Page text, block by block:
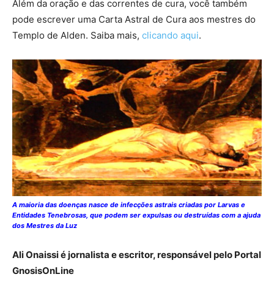
Além da oração e das correntes de cura, você também
pode escrever uma Carta Astral de Cura aos mestres do
Templo de Alden. Saiba mais, clicando aqui.
A maioria das doenças nasce de infecções astrais criadas por Larvas e
Entidades Tenebrosas, que podem ser expulsas ou destruídas com a ajuda
dos Mestres da Luz
Ali Onaissi é jornalista e escritor, responsável pelo Portal
GnosisOnLine